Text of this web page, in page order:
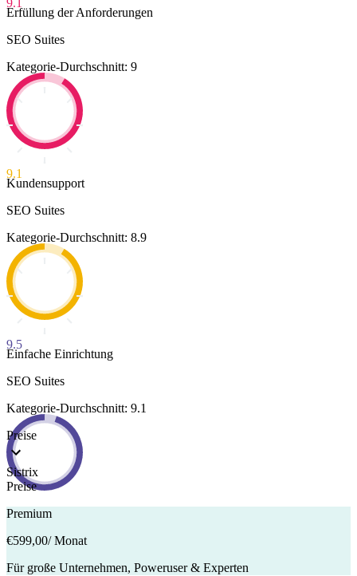
9.1
Erfüllung der Anforderungen
SEO Suites
Kategorie-Durchschnitt: 9
9.1
Kundensupport
SEO Suites
Kategorie-Durchschnitt: 8.9
9.5
Einfache Einrichtung
SEO Suites
Kategorie-Durchschnitt: 9.1
Preise
Sistrix
Preise
Premium
€599,00/ Monat
Für große Unternehmen, Poweruser & Experten